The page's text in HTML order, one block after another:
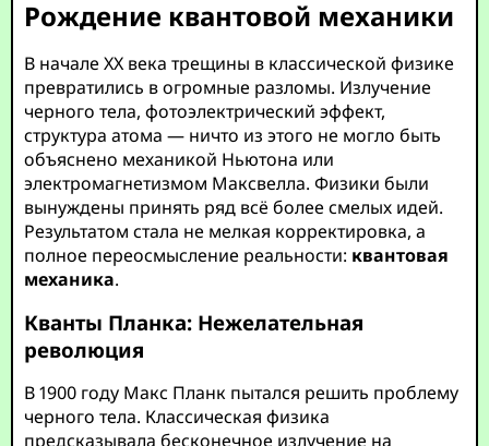
Рождение квантовой механики
В начале XX века трещины в классической физике
превратились в огромные разломы. Излучение
черного тела, фотоэлектрический эффект,
структура атома — ничто из этого не могло быть
объяснено механикой Ньютона или
электромагнетизмом Максвелла. Физики были
вынуждены принять ряд всё более смелых идей.
Результатом стала не мелкая корректировка, а
полное переосмысление реальности: квантовая
механика.
Кванты Планка: Нежелательная
революция
В 1900 году Макс Планк пытался решить проблему
черного тела. Классическая физика
предсказывала бесконечное излучение на